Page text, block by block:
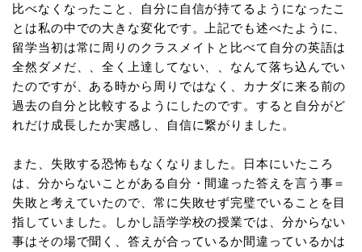
比べなくなったこと、自分に自信が持てるようになったこ
とは私の中での大きな変化です。上記でも述べたように、
留学当初は常に周りのクラスメイトと比べて自分の英語は
全然ダメだ、、全く上達してない、、なんて落ち込んでい
たのですが、ある時から周りではなく、カナダに来る前の
過去の自分と比較するようにしたのです。すると自分がど
れだけ成長したか実感し、自信に繋がりました。
また、失敗する恐怖もなくなりました。日本にいたころ
は、分からないことがある自分・間違った答えを言う事＝
失敗と考えていたので、常に失敗せず完璧でいることを目
指していました。しかし語学学校の授業では、分からない
事はその場で聞く、答えが合っているか間違っているかは